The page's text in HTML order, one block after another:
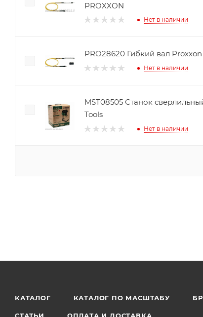
PROXXON
Нет в наличии
PRO28620 Гибкий вал
Нет в наличии
MST08505 Станок
Tools
Нет в наличии
КАТАЛОГ КАТАЛОГ ПО МАСШТАБУ